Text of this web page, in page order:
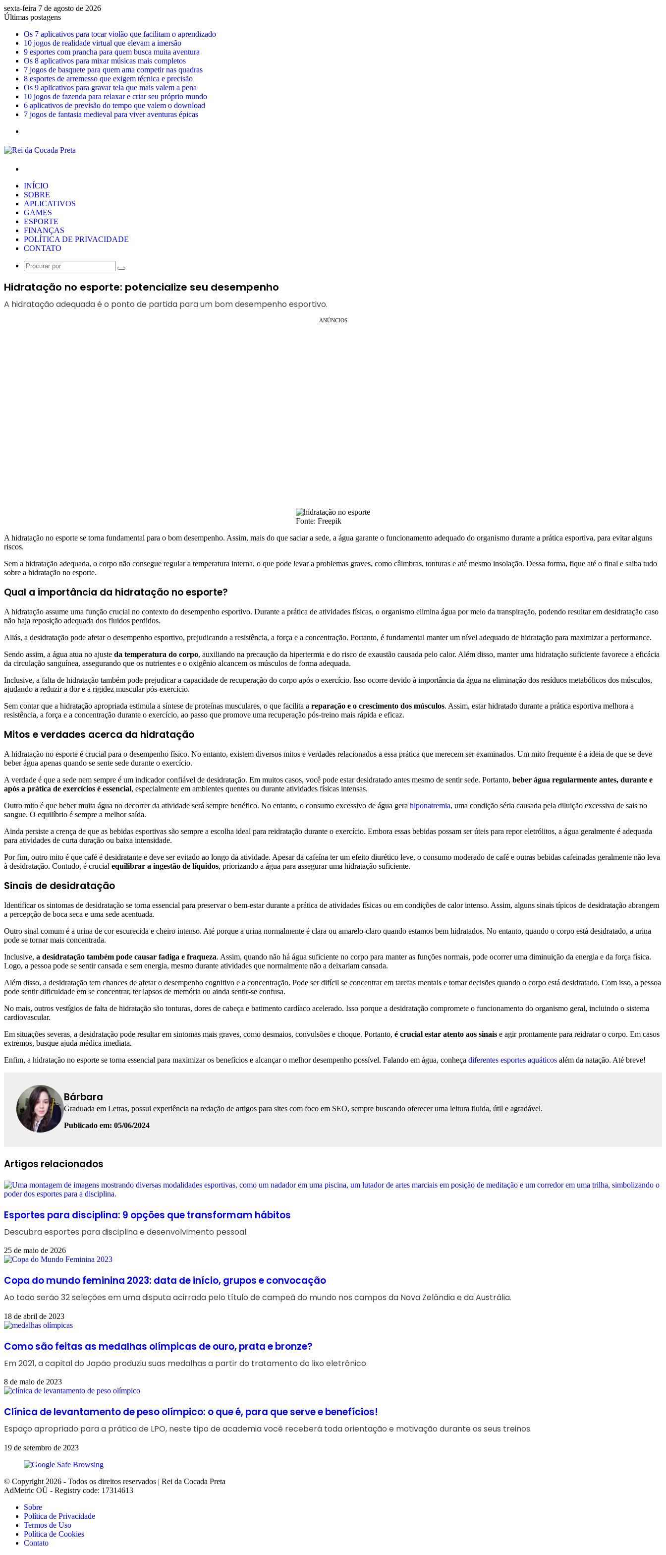
sexta-feira 7 de agosto de 2026
Últimas postagens
Os 7 aplicativos para tocar violão que facilitam o aprendizado
10 jogos de realidade virtual que elevam a imersão
9 esportes com prancha para quem busca muita aventura
Os 8 aplicativos para mixar músicas mais completos
7 jogos de basquete para quem ama competir nas quadras
8 esportes de arremesso que exigem técnica e precisão
Os 9 aplicativos para gravar tela que mais valem a pena
10 jogos de fazenda para relaxar e criar seu próprio mundo
6 aplicativos de previsão do tempo que valem o download
7 jogos de fantasia medieval para viver aventuras épicas
INÍCIO
SOBRE
APLICATIVOS
GAMES
ESPORTE
FINANÇAS
POLÍTICA DE PRIVACIDADE
CONTATO
Procurar
Hidratação no esporte: potencialize seu desempenho
A hidratação adequada é o ponto de partida para um bom desempenho esportivo.
ANÚNCIOS
Fonte: Freepik
A hidratação no esporte se torna fundamental para o bom desempenho. Assim, mais do que saciar a sede, a água garante o funcionamento adequado do organismo durante a prática esportiva, para evitar alguns
riscos.
Sem a hidratação adequada, o corpo não consegue regular a temperatura interna, o que pode levar a problemas graves, como câimbras, tonturas e até mesmo insolação. Dessa forma, fique até o final e saiba tudo
sobre a hidratação no esporte.
Qual a importância da hidratação no esporte?
A hidratação assume uma função crucial no contexto do desempenho esportivo. Durante a prática de atividades físicas, o organismo elimina água por meio da transpiração, podendo resultar em desidratação caso
não haja reposição adequada dos fluidos perdidos.
Aliás, a desidratação pode afetar o desempenho esportivo, prejudicando a resistência, a força e a concentração. Portanto, é fundamental manter um nível adequado de hidratação para maximizar a performance.
Sendo assim, a água atua no ajuste da temperatura do corpo, auxiliando na precaução da hipertermia e do risco de exaustão causada pelo calor. Além disso, manter uma hidratação suficiente favorece a eficácia
da circulação sanguínea, assegurando que os nutrientes e o oxigênio alcancem os músculos de forma adequada.
Inclusive, a falta de hidratação também pode prejudicar a capacidade de recuperação do corpo após o exercício. Isso ocorre devido à importância da água na eliminação dos resíduos metabólicos dos músculos,
ajudando a reduzir a dor e a rigidez muscular pós-exercício.
Sem contar que a hidratação apropriada estimula a síntese de proteínas musculares, o que facilita a reparação e o crescimento dos músculos. Assim, estar hidratado durante a prática esportiva melhora a
resistência, a força e a concentração durante o exercício, ao passo que promove uma recuperação pós-treino mais rápida e eficaz.
Mitos e verdades acerca da hidratação
A hidratação no esporte é crucial para o desempenho físico. No entanto, existem diversos mitos e verdades relacionados a essa prática que merecem ser examinados. Um mito frequente é a ideia de que se deve
beber água apenas quando se sente sede durante o exercício.
A verdade é que a sede nem sempre é um indicador confiável de desidratação. Em muitos casos, você pode estar desidratado antes mesmo de sentir sede. Portanto, beber água regularmente antes, durante e
após a prática de exercícios é essencial, especialmente em ambientes quentes ou durante atividades físicas intensas.
Outro mito é que beber muita água no decorrer da atividade será sempre benéfico. No entanto, o consumo excessivo de água gera hiponatremia, uma condição séria causada pela diluição excessiva de sais no
sangue. O equilíbrio é sempre a melhor saída.
Ainda persiste a crença de que as bebidas esportivas são sempre a escolha ideal para reidratação durante o exercício. Embora essas bebidas possam ser úteis para repor eletrólitos, a água geralmente é adequada
para atividades de curta duração ou baixa intensidade.
Por fim, outro mito é que café é desidratante e deve ser evitado ao longo da atividade. Apesar da cafeína ter um efeito diurético leve, o consumo moderado de café e outras bebidas cafeinadas geralmente não leva
à desidratação. Contudo, é crucial equilibrar a ingestão de líquidos, priorizando a água para assegurar uma hidratação suficiente.
Sinais de desidratação
Identificar os sintomas de desidratação se torna essencial para preservar o bem-estar durante a prática de atividades físicas ou em condições de calor intenso. Assim, alguns sinais típicos de desidratação abrangem
a percepção de boca seca e uma sede acentuada.
Outro sinal comum é a urina de cor escurecida e cheiro intenso. Até porque a urina normalmente é clara ou amarelo-claro quando estamos bem hidratados. No entanto, quando o corpo está desidratado, a urina
pode se tornar mais concentrada.
Inclusive, a desidratação também pode causar fadiga e fraqueza. Assim, quando não há água suficiente no corpo para manter as funções normais, pode ocorrer uma diminuição da energia e da força física.
Logo, a pessoa pode se sentir cansada e sem energia, mesmo durante atividades que normalmente não a deixariam cansada.
Além disso, a desidratação tem chances de afetar o desempenho cognitivo e a concentração. Pode ser difícil se concentrar em tarefas mentais e tomar decisões quando o corpo está desidratado. Com isso, a pessoa
pode sentir dificuldade em se concentrar, ter lapsos de memória ou ainda sentir-se confusa.
No mais, outros vestígios de falta de hidratação são tonturas, dores de cabeça e batimento cardíaco acelerado. Isso porque a desidratação compromete o funcionamento do organismo geral, incluindo o sistema
cardiovascular.
Em situações severas, a desidratação pode resultar em sintomas mais graves, como desmaios, convulsões e choque. Portanto, é crucial estar atento aos sinais e agir prontamente para reidratar o corpo. Em casos
extremos, busque ajuda médica imediata.
Enfim, a hidratação no esporte se torna essencial para maximizar os benefícios e alcançar o melhor desempenho possível. Falando em água, conheça diferentes esportes aquáticos além da natação. Até breve!
Bárbara
Graduada em Letras, possui experiência na redação de artigos para sites com foco em SEO, sempre buscando oferecer uma leitura fluida, útil e agradável.
Publicado em: 05/06/2024
Facebook
Linkedin
WhatsApp
Telegram
Artigos relacionados
Esportes para disciplina: 9 opções que transformam hábitos
Descubra esportes para disciplina e desenvolvimento pessoal.
25 de maio de 2026
Copa do mundo feminina 2023: data de início, grupos e convocação
Ao todo serão 32 seleções em uma disputa acirrada pelo título de campeã do mundo nos campos da Nova Zelândia e da Austrália.
18 de abril de 2023
Como são feitas as medalhas olímpicas de ouro, prata e bronze?
Em 2021, a capital do Japão produziu suas medalhas a partir do tratamento do lixo eletrônico.
8 de maio de 2023
Clínica de levantamento de peso olímpico: o que é, para que serve e benefícios!
Espaço apropriado para a prática de LPO, neste tipo de academia você receberá toda orientação e motivação durante os seus treinos.
19 de setembro de 2023
© Copyright 2026 - Todos os direitos reservados | Rei da Cocada Preta
AdMetric OÜ - Registry code: 17314613
Sobre
Política de Privacidade
Termos de Uso
Política de Cookies
Contato